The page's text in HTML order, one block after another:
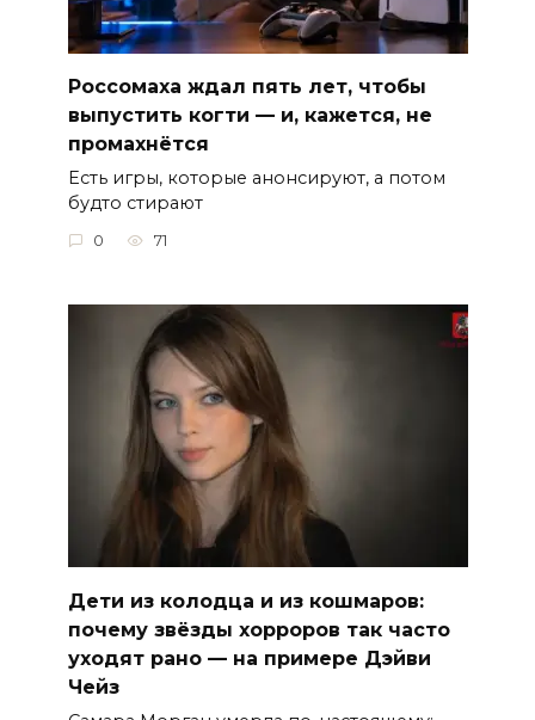
Россомаха ждал пять лет, чтобы
выпустить когти — и, кажется, не
промахнётся
Есть игры, которые анонсируют, а потом
будто стирают
0 71
Дети из колодца и из кошмаров:
почему звёзды хорроров так часто
уходят рано — на примере Дэйви
Чейз